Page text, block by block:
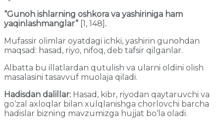
“Gunoh ishlarning oshkora va yashiriniga ham
yaqinlashmanglar” [1, 148] .
Mufassir olimlar oyatdagi ichki, yashirin gunohdan
maqsad: hasad, riyo, nifoq, deb tafsir qilganlar.
Albatta bu illatlardan qutulish va ularni oldini olish
masalasini tasavvuf muolaja qiladi.
Hadisdan dalillar: Hasad, kibr, riyodan qaytaruvchi va
go‘zal axloqlar bilan xulqlanishga chorlovchi barcha
hadislar bizning mavzumizga hujjat bo‘la oladi.